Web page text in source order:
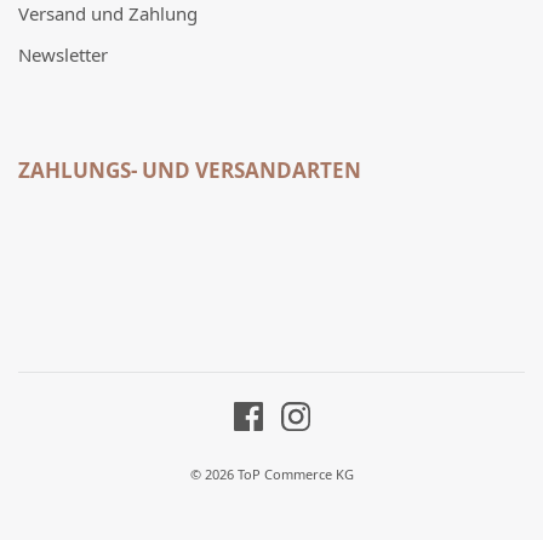
Versand und Zahlung
Newsletter
ZAHLUNGS- UND VERSANDARTEN
© 2026 ToP Commerce KG